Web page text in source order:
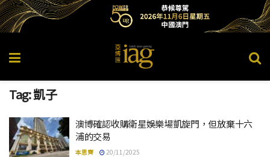
Tag:凱子
澳博確認收購衛星娛樂場凱旋門，但放棄十六
浦的交易
本思齊 20/11/2025